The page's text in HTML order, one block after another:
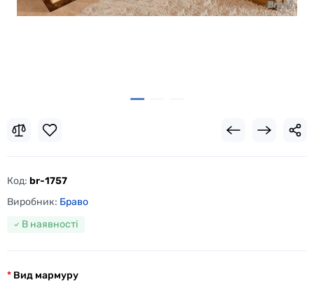
Код: br-1757
Виробник: Браво
В наявності
Вид мармуру